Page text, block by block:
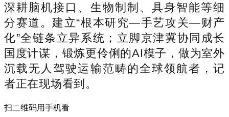
深耕脑机接口、生物制制、具身智能等细
分赛道。建立“根本研究—手艺攻关—财产
化”全链条立异系统；立脚京津冀协同成长
国度计谋，锻炼更伶俐的AI模子，做为室外
沉载无人驾驶运输范畴的全球领航者，记
者正在现场看到。
扫二维码用手机看